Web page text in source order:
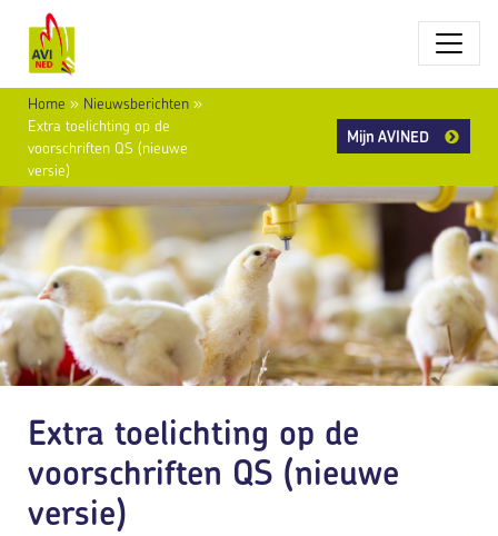
Home » Nieuwsberichten »
Extra toelichting op de
voorschriften QS (nieuwe
versie)
Mijn AVINED
Extra toelichting op de
voorschriften QS (nieuwe
versie)